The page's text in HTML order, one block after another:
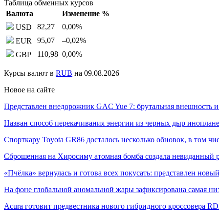
Таблица обменных курсов
Валюта
Изменение %
USD
82,27 0,00%
EUR
95,07 –0,02%
GBP
110,98 0,00%
Курсы валют в RUB на 09.08.2026
Новое на сайте
Представлен внедорожник GAC Yue 7: брутальная внешность
Назван способ перекачивания энергии из черных дыр
Спорткару Toyota GR86 досталось несколько обновок, в том
Сброшенная на Хиросиму атомная бомба создала невиданный
«Пчёлка» вернулась и готова всех покусать: представлен
На фоне глобальной аномальной жары зафиксирована самая
Acura готовит предвестника нового гибридного кроссовера